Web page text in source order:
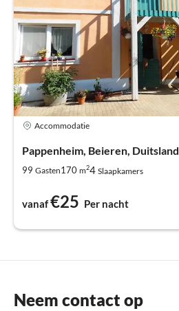
Accommodatie
Pappenheim, Beieren, Duitsland
99 Gasten170 m24 Slaapkamers
vanaf€25 Per nacht
Neem contact op